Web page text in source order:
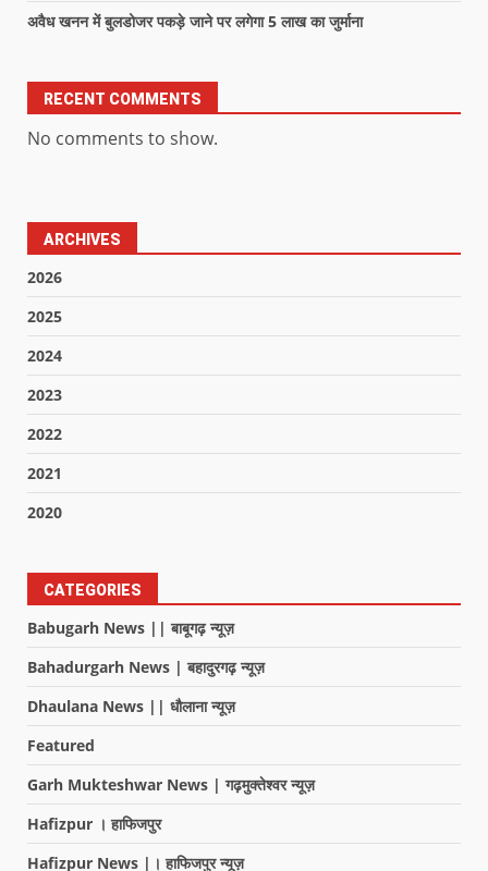
अवैध खनन में बुलडोजर पकड़े जाने पर लगेगा 5 लाख का जुर्माना
RECENT COMMENTS
No comments to show.
ARCHIVES
2026
2025
2024
2023
2022
2021
2020
CATEGORIES
Babugarh News || बाबूगढ़ न्यूज़
Bahadurgarh News | बहादुरगढ़ न्यूज़
Dhaulana News || धौलाना न्यूज़
Featured
Garh Mukteshwar News | गढ़मुक्तेश्वर न्यूज़
Hafizpur । हाफिजपुर
Hafizpur News |। हाफिजपुर न्यूज़